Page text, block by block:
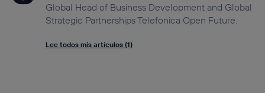
Global Head of Business Development and Global
Strategic Partnerships Telefonica Open Future.
Lee todos mis artículos (1)